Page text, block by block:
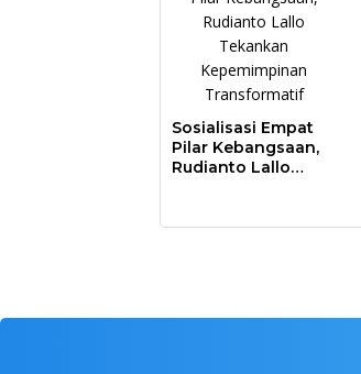
Sosialisasi Empat
Pilar Kebangsaan,
Rudianto Lallo
Transformatif